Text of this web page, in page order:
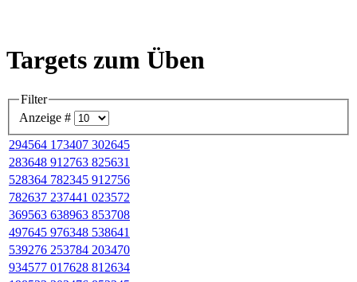
Targets zum Üben
Filter
Anzeige #
294564 173407 302645
283648 912763 825631
528364 782345 912756
782637 237441 023572
369563 638963 853708
497645 976348 538641
539276 253784 203470
934577 017628 812634